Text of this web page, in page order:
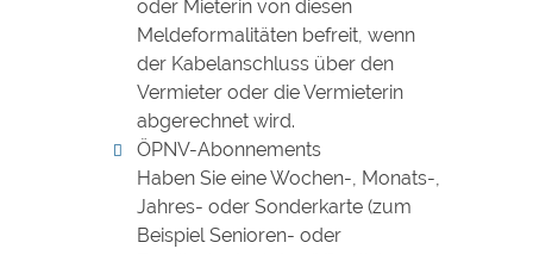
oder Mieterin von diesen
Meldeformalitäten befreit, wenn
der Kabelanschluss über den
Vermieter oder die Vermieterin
abgerechnet wird.
ÖPNV-Abonnements
Haben Sie eine Wochen-, Monats-,
Jahres- oder Sonderkarte (zum
Beispiel Senioren- oder